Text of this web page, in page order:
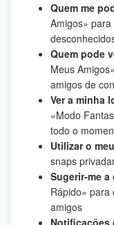
Quem me
Amigos»
Quem pode
Meus
amigos de
Ver a minha
«Modo
todo o
Utilizar o
snaps
Sugerir-me
Rápido» para
amigos